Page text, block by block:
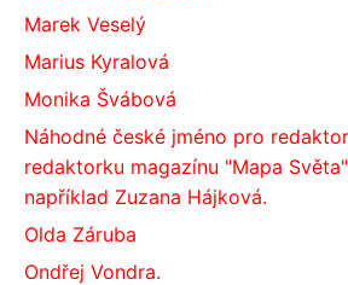
Marek Veselý
Marius Kyralová
Monika Švábová
Náhodné české jméno pro
redaktorku magazínu "Mapa
například Zuzana Hájková.
Olda Záruba
Ondřej Vondra.